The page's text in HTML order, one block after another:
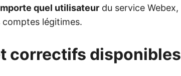
quel utilisateur du service Webex,
légitimes.
correctifs disponibles